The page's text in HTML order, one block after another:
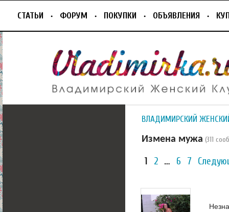
СТАТЬИ ФОРУМ ПОКУПКИ ОБЪЯВЛЕНИЯ
ВЛАДИМИРСКИЙ
Измена мужа (311
1 2 … 6 7